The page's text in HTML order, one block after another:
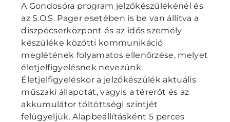
A Gondosóra program jelzőkészülékénél és
az S.O.S. Pager esetében is be van állítva a
diszpécserközpont és az idős személy
készüléke közötti kommunikáció
meglétének folyamatos ellenőrzése, melyet
életjelfigyelésnek nevezünk.
Életjelfigyeléskor a jelzőkészülék aktuális
műszaki állapotát, vagyis a térerőt és az
akkumulátor töltöttségi szintjét
felügyeljük. Alapbeállításként 5 perces